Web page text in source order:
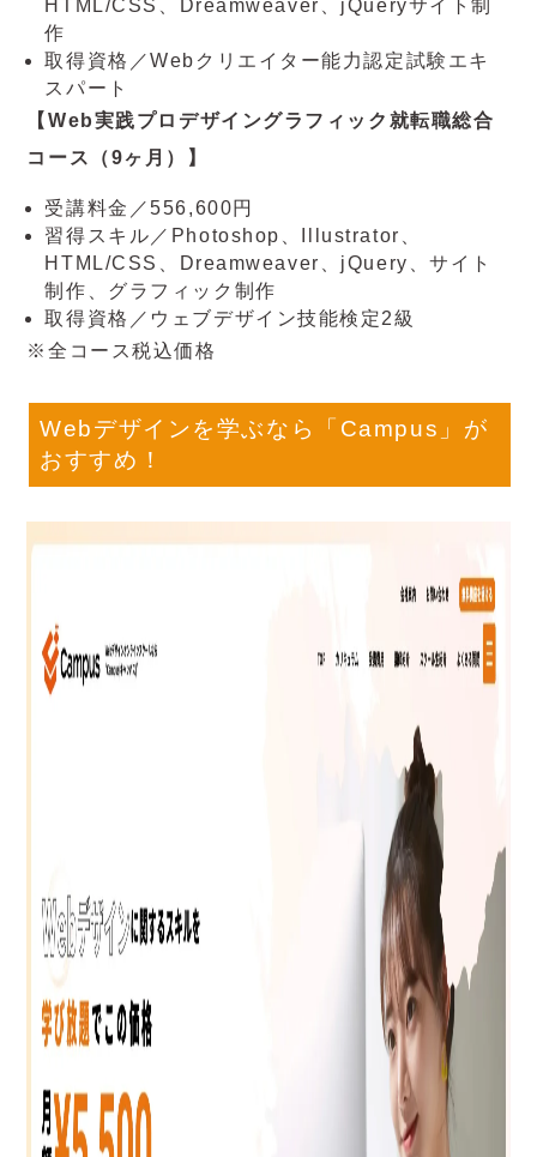
HTML/CSS、Dreamweaver、jQueryサイト制
作
取得資格／Webクリエイター能力認定試験エキ
スパート
【Web実践プロデザイングラフィック就転職総合
コース（9ヶ月）】
受講料金／556,600円
習得スキル／Photoshop、Illustrator、
HTML/CSS、Dreamweaver、jQuery、サイト
制作、グラフィック制作
取得資格／ウェブデザイン技能検定2級
※全コース税込価格
Webデザインを学ぶなら「Campus」が
おすすめ！